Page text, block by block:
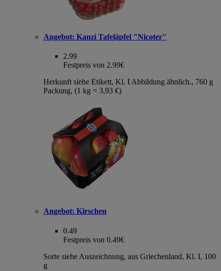
Angebot: Kanzi Tafeläpfel "Nicoter"
2.99
Festpreis von 2.99€
Herkunft siehe Etikett, Kl. I Abbildung ähnlich., 760 g
Packung, (1 kg = 3,93 €)
Angebot: Kirschen
0.49
Festpreis von 0.49€
Sorte siehe Auszeichnung, aus Griechenland, Kl. I, 100
g